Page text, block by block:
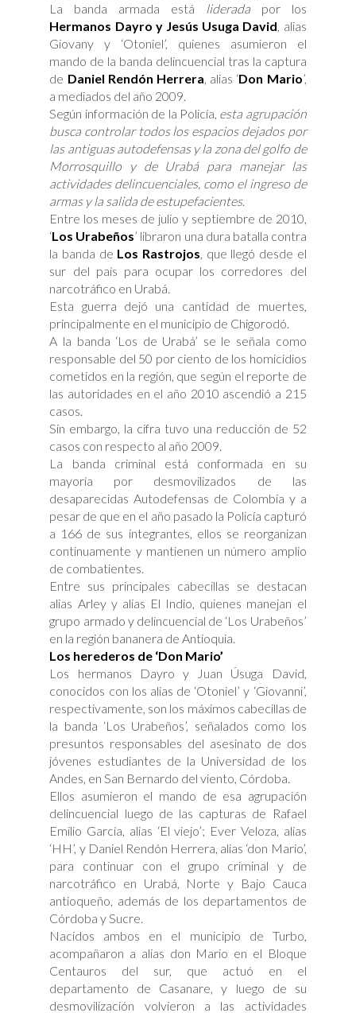
La banda armada está
liderada por los
Hermanos Dayro y Jesús Usuga David, alias
Giovany y ‘Otoniel’, quienes asumieron el
mando de la banda delincuencial tras la captura
de Daniel Rendón Herrera, alias ‘Don Mario’,
a mediados del año 2009.
Según información de la Policía, esta agrupación
busca controlar todos los espacios dejados por
las antiguas autodefensas y la zona del golfo de
Morrosquillo y de Urabá para manejar las
actividades delincuenciales, como el ingreso de
armas y la salida de estupefacientes.
Entre los meses de julio y septiembre de 2010,
‘Los Urabeños’ libraron una dura batalla contra
la banda de Los Rastrojos, que llegó desde el
sur del país para ocupar los corredores del
narcotráfico en Urabá.
Esta guerra dejó una cantidad de muertes,
principalmente en el municipio de Chigorodó.
A la banda ‘Los de Urabá’ se le señala como
responsable del 50 por ciento de los homicidios
cometidos en la región, que según el reporte de
las autoridades en el año 2010 ascendió a 215
casos.
Sin embargo, la cifra tuvo una reducción de 52
casos con respecto al año 2009.
La banda criminal está conformada en su
mayoría por desmovilizados de las
desaparecidas Autodefensas de Colombia y a
pesar de que en el año pasado la Policía capturó
a 166 de sus integrantes, ellos se reorganizan
continuamente y mantienen un número amplio
de combatientes.
Entre sus principales cabecillas se destacan
alias Arley y alias El Indio, quienes manejan el
grupo armado y delincuencial de ‘Los Urabeños’
en la región bananera de Antioquia.
Los herederos de ‘Don Mario’
Los hermanos Dayro y Juan Úsuga David,
conocidos con los alias de ‘Otoniel’ y ‘Giovanni’,
respectivamente, son los máximos cabecillas de
la banda ‘Los Urabeños’, señalados como los
presuntos responsables del asesinato de dos
jóvenes estudiantes de la Universidad de los
Andes, en San Bernardo del viento, Córdoba.
Ellos asumieron el mando de esa agrupación
delincuencial luego de las capturas de Rafael
Emilio García, alias ‘El viejo’; Ever Veloza, alias
‘HH’, y Daniel Rendón Herrera, alias ‘don Mario’,
para continuar con el grupo criminal y de
narcotráfico en Urabá, Norte y Bajo Cauca
antioqueño, además de los departamentos de
Córdoba y Sucre.
Nacidos ambos en el municipio de Turbo,
acompañaron a alias don Mario en el Bloque
Centauros del sur, que actuó en el
departamento de Casanare, y luego de su
desmovilización volvieron a las actividades